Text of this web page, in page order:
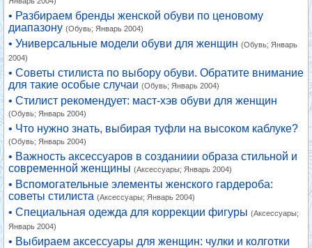
• Разбираем бренды женской обуви по ценовому
диапазону (Обувь; Январь 2004)
• Универсальные модели обуви для женщин (Обувь; Январь
2004)
• Советы стилиста по выбору обуви. Обратите внимание
для такие особые случаи (Обувь; Январь 2004)
• Стилист рекомендует: маст-хэв обуви для женщин
(Обувь; Январь 2004)
• Что нужно знать, выбирая туфли на высоком каблуке?
(Обувь; Январь 2004)
• Важность аксессуаров в созданиии образа стильной и
современной женщины (Аксессуары; Январь 2004)
• Вспомогательные элементы женского гардероба:
советы стилиста (Аксессуары; Январь 2004)
• Специальная одежда для коррекции фигуры (Аксессуары;
Январь 2004)
• Выбираем аксессуары для женщин: чулки и колготки